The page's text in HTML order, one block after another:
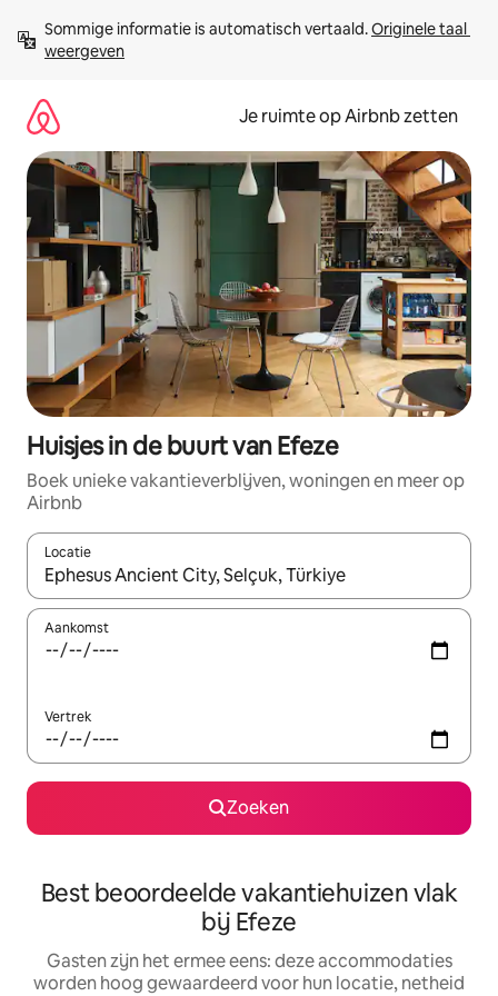
direct
naar
Sommige informatie is automatisch vertaald. Originele taal
weergeven
Je ruimte op Airbnb zetten
Huisjes in de buurt van Efeze
Boek unieke vakantieverblijven, woningen en meer op
Airbnb
Locatie
Wanneer er suggesties beschikbaar zijn, maak je een keuze
Aankomst
Vertrek
Zoeken
Best beoordeelde vakantiehuizen vlak
bij Efeze
Gasten zijn het ermee eens: deze accommodaties
worden hoog gewaardeerd voor hun locatie, netheid